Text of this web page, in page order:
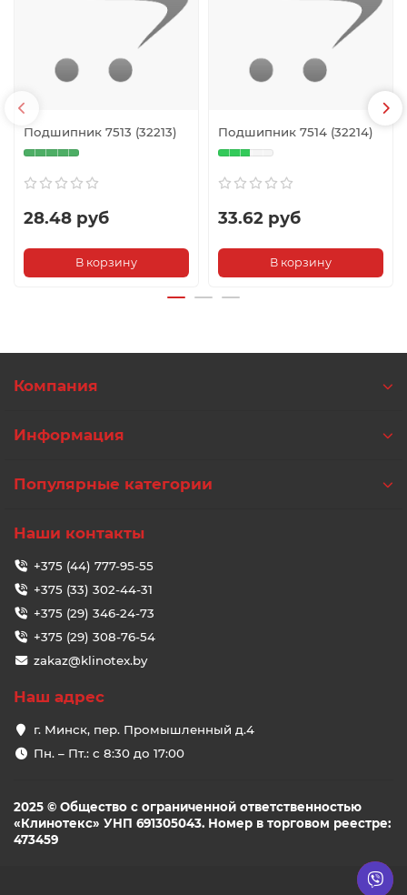
Подшипник 7513 (32213)
28.48 руб
В корзину
Подшипник 7514 (32214)
33.62 руб
В корзину
Компания
Информация
Популярные категории
Наши контакты
+375 (44) 777-95-55
+375 (33) 302-44-31
+375 (29) 346-24-73
+375 (29) 308-76-54
zakaz@klinotex.by
Наш адрес
г. Минск, пер. Промышленный д.4
Пн. – Пт.: с 8:30 до 17:00
2025 © Общество с ограниченной ответственностью
«Клинотекс» УНП 691305043. Номер в торговом реестре:
473459